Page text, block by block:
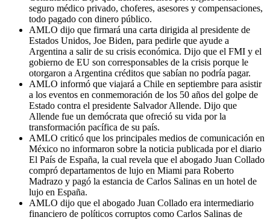
seguro médico privado, choferes, asesores y compensaciones,
todo pagado con dinero público.
AMLO dijo que firmará una carta dirigida al presidente de
Estados Unidos, Joe Biden, para pedirle que ayude a
Argentina a salir de su crisis económica. Dijo que el FMI y el
gobierno de EU son corresponsables de la crisis porque le
otorgaron a Argentina créditos que sabían no podría pagar.
AMLO informó que viajará a Chile en septiembre para asistir
a los eventos en conmemoración de los 50 años del golpe de
Estado contra el presidente Salvador Allende. Dijo que
Allende fue un demócrata que ofreció su vida por la
transformación pacífica de su país.
AMLO criticó que los principales medios de comunicación en
México no informaron sobre la noticia publicada por el diario
El País de España, la cual revela que el abogado Juan Collado
compró departamentos de lujo en Miami para Roberto
Madrazo y pagó la estancia de Carlos Salinas en un hotel de
lujo en España.
AMLO dijo que el abogado Juan Collado era intermediario
financiero de políticos corruptos como Carlos Salinas de